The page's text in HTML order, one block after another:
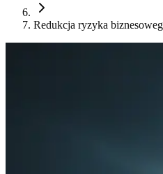
Redukcja ryzyka